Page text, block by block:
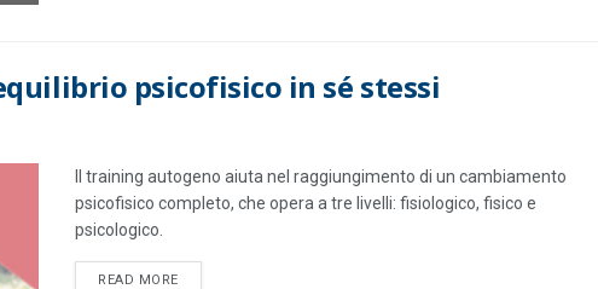
psicofisico in sé stessi
Il training autogeno aiuta nel raggiungimento di un cambiamento
psicofisico completo, che opera a tre livelli: fisiologico, fisico e
psicologico.
READ MOREDETAILS